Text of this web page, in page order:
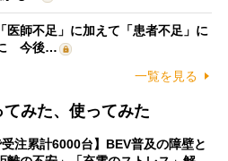
医師不足」に加えて「患者不足」に
に 今後…
一覧を見る
みた、使ってみた
受注累計6000台】BEV普及の障壁と